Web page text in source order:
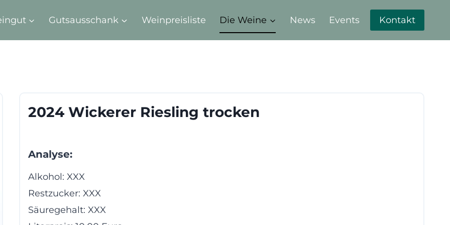
Gutsausschank Weinpreisliste Die Weine News Events Kontakt
2024 Wickerer Riesling trocken
Analyse:
Alkohol: XXX
Restzucker: XXX
Säuregehalt: XXX